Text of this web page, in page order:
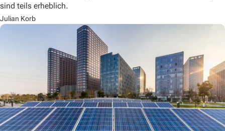
sind teils erheblich.
Julian Korb